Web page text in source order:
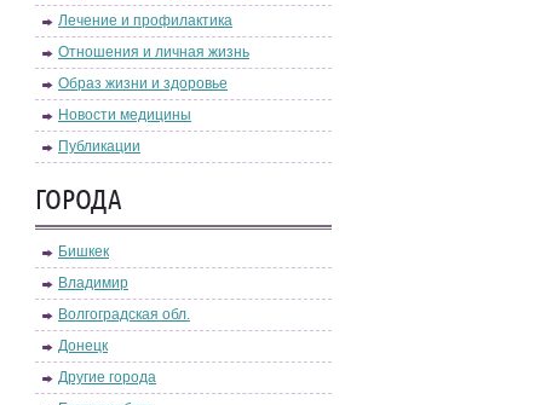
Лечение и профилактика
Отношения и личная жизнь
Образ жизни и здоровье
Новости медицины
Публикации
ГОРОДА
Бишкек
Владимир
Волгоградская обл.
Донецк
Другие города